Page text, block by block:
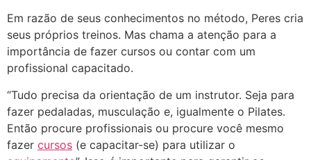
Em razão de seus conhecimentos no método, Peres cria
seus próprios treinos. Mas chama a atenção para a
importância de fazer cursos ou contar com um
profissional capacitado.
“Tudo precisa da orientação de um instrutor. Seja para
fazer pedaladas, musculação e, igualmente o Pilates.
Então procure profissionais ou procure você mesmo
fazer cursos (e capacitar-se) para utilizar o